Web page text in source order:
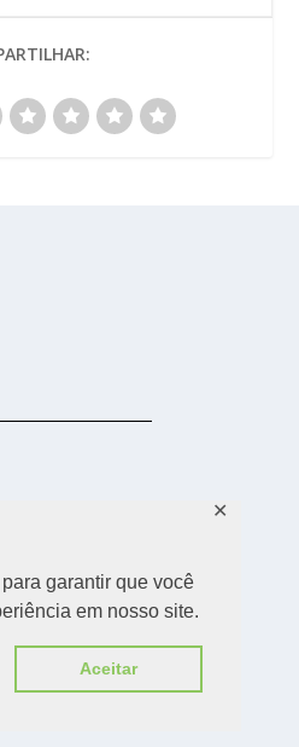
garantir que você
em nosso site.
Aceitar
✕